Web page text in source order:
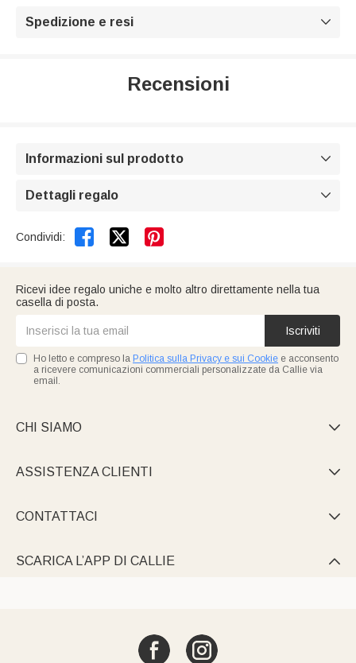
Spedizione e resi 
Recensioni
Informazioni sul prodotto 
Dettagli regalo 
Condividi:  
Ricevi idee regalo uniche e molto altro direttamente nella tua
casella di posta.
Iscriviti
Ho letto e compreso la Politica sulla Privacy e sui Cookie e acconsento
a ricevere comunicazioni commerciali personalizzate da Callie via
email.
CHI SIAMO 
ASSISTENZA CLIENTI 
CONTATTACI 
SCARICA L’APP DI CALLIE 